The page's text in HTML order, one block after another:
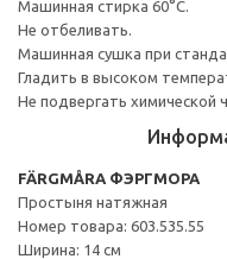
Машинная стирка 60°С.
Не отбеливать.
Машинная сушка при
Гладить в высоком
Не подвергать химической
FÄRGMÅRA ФЭРГМОРА
Простыня натяжная
Номер товара: 603.535.55
Ширина: 14 см